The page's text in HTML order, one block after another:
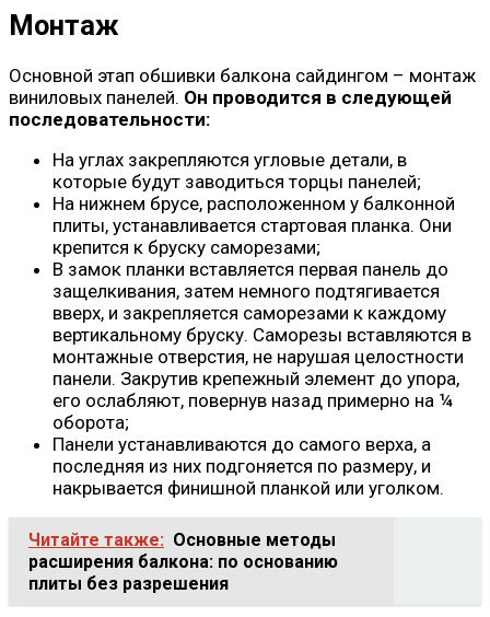
Монтаж
Основной этап обшивки балкона сайдингом – монтаж
виниловых панелей. Он проводится в следующей
последовательности:
На углах закрепляются угловые детали, в
которые будут заводиться торцы панелей;
На нижнем брусе, расположенном у балконной
плиты, устанавливается стартовая планка. Они
крепится к бруску саморезами;
В замок планки вставляется первая панель до
защелкивания, затем немного подтягивается
вверх, и закрепляется саморезами к каждому
вертикальному бруску. Саморезы вставляются в
монтажные отверстия, не нарушая целостности
панели. Закрутив крепежный элемент до упора,
его ослабляют, повернув назад примерно на ¼
оборота;
Панели устанавливаются до самого верха, а
последняя из них подгоняется по размеру, и
накрывается финишной планкой или уголком.
Читайте также: Основные методы
расширения балкона: по основанию
плиты без разрешения